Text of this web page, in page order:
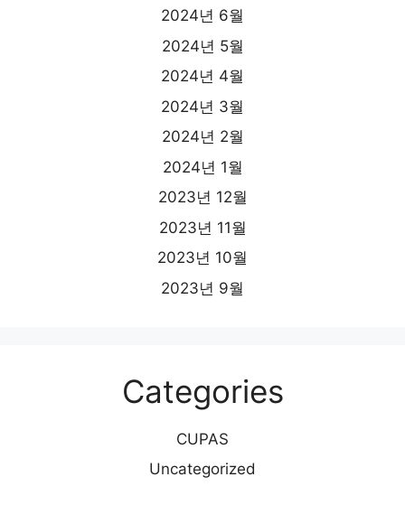
2024년 6월
2024년 5월
2024년 4월
2024년 3월
2024년 2월
2024년 1월
2023년 12월
2023년 11월
2023년 10월
2023년 9월
Categories
CUPAS
Uncategorized